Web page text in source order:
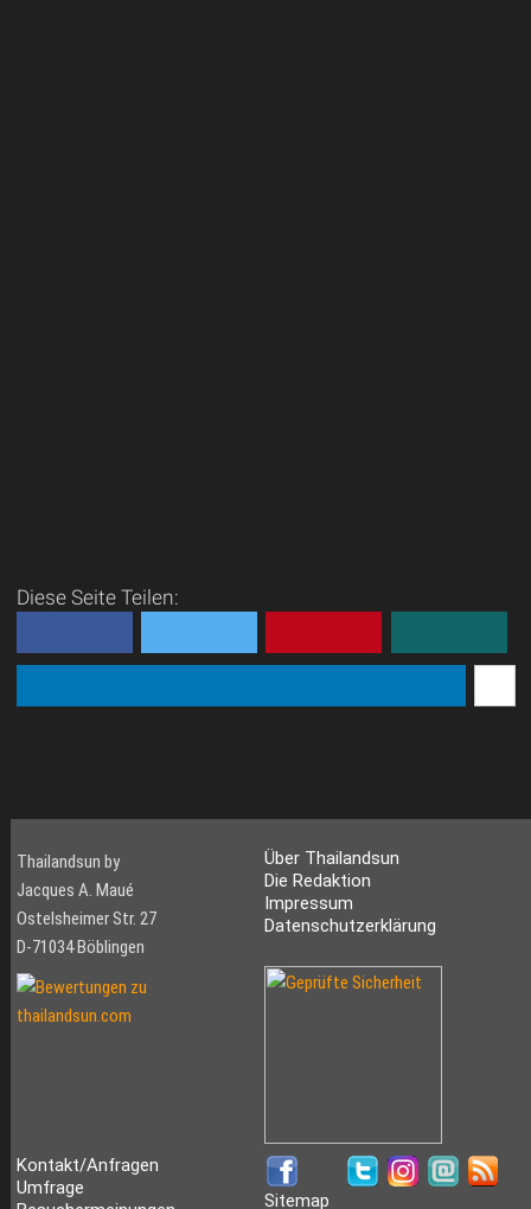
Diese Seite Teilen:
Thailandsun by
Jacques A. Maué
Ostelsheimer Str. 27
D-71034 Böblingen
Über Thailandsun
Die Redaktion
Impressum
Datenschutzerklärung
Kontakt/Anfragen
Umfrage
Sitemap